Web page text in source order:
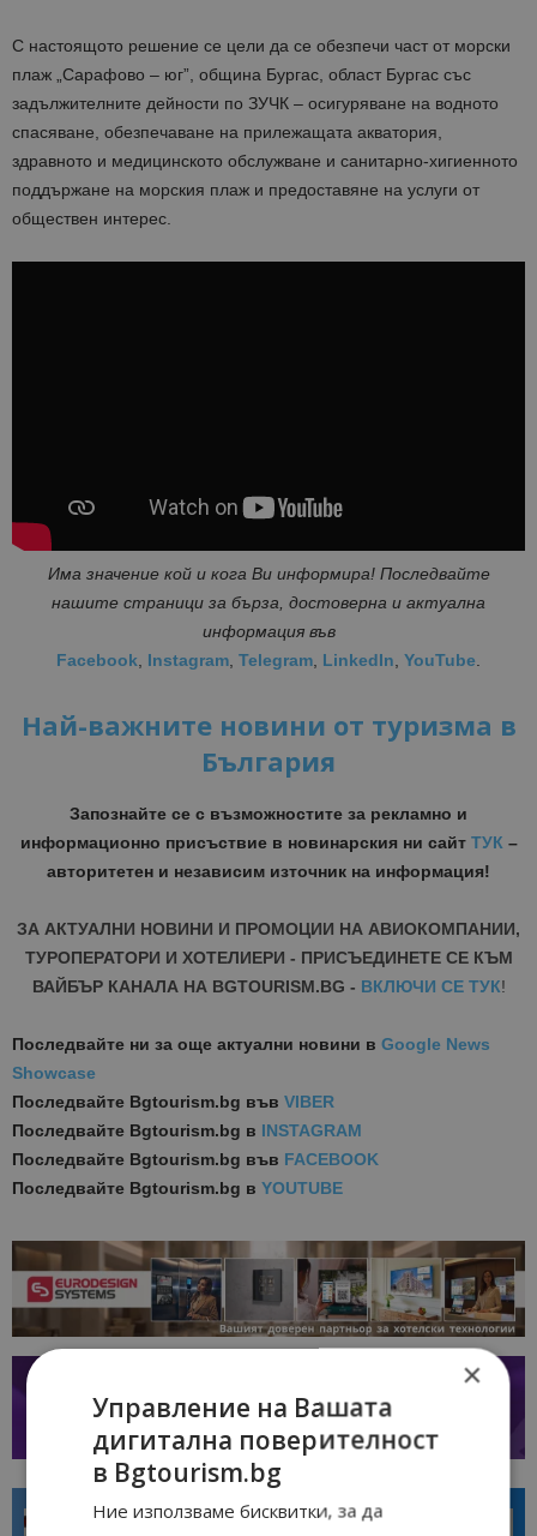
С настоящото решение се цели да се обезпечи част от морски
плаж „Сарафово – юг”, община Бургас, област Бургас със
задължителните дейности по ЗУЧК – осигуряване на водното
спасяване, обезпечаване на прилежащата акватория,
здравното и медицинското обслужване и санитарно-хигиенното
поддържане на морския плаж и предоставяне на услуги от
обществен интерес.
Има значение кой и кога Ви информира! Последвайте
нашите страници за бърза, достоверна и актуална
информация във
Facebook
Instagram Telegram LinkedIn YouTube
Най-важните новини от туризма в
България
Запознайте се с възможностите за рекламно и
информационно присъствие в новинарския ни сайт ТУК –
авторитетен и независим източник на информация!
ЗА АКТУАЛНИ НОВИНИ И ПРОМОЦИИ НА АВИОКОМПАНИИ,
ТУРОПЕРАТОРИ И ХОТЕЛИЕРИ - ПРИСЪЕДИНЕТЕ СЕ КЪМ
ВАЙБЪР КАНАЛА НА BGTOURISM.BG - ВКЛЮЧИ СЕ ТУК!
Последвайте ни за още актуални новини в Google News
Showcase
Последвайте Bgtourism.bg във VIBER
Последвайте Bgtourism.bg в INSTAGRAM
Последвайте Bgtourism.bg във FACEBOOK
Последвайте Bgtourism.bg в YOUTUBE
×
Управление на Вашата
дигитална поверителност
в Bgtourism.bg
Ние използваме бисквитки, за да